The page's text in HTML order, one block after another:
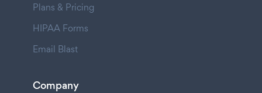
Plans & Pricing
HIPAA Forms
Email Blast
Company